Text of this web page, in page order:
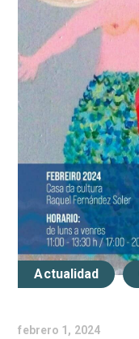
Actualidad
febrero 1, 2024